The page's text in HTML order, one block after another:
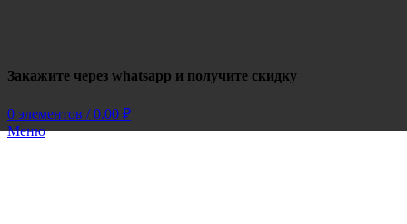
Закажите через whatsapp и получите скидку
0 элементов / 0.00 ₽
Меню